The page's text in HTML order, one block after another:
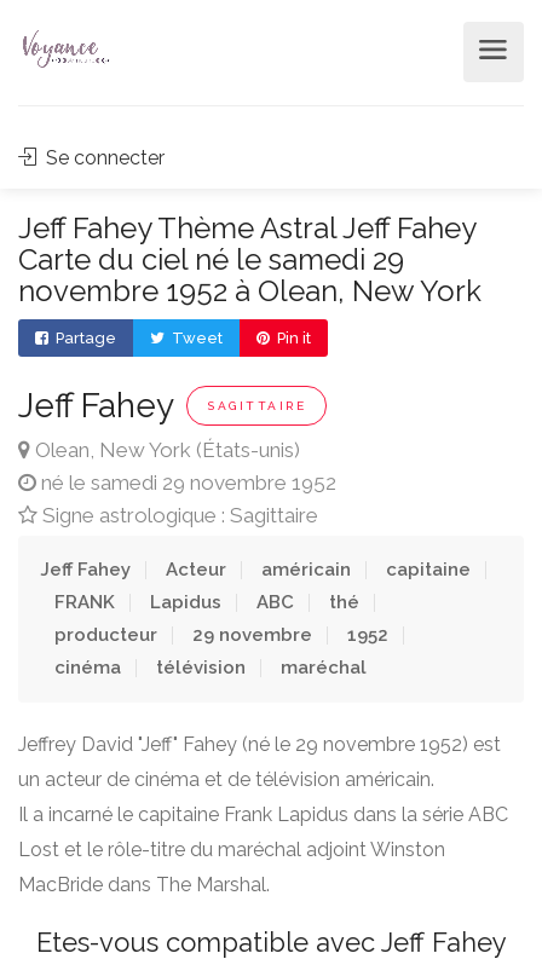
Se connecter
Jeff Fahey Thème Astral Jeff Fahey
Carte du ciel né le samedi 29
novembre 1952 à Olean, New York
Partage Tweet Pin it
Jeff Fahey SAGITTAIRE
Olean, New York (États-unis)
né le samedi 29 novembre 1952
Signe astrologique : Sagittaire
Jeff Fahey Acteur américain
capitaine
FRANK
Lapidus ABC
thé
producteur
29 novembre
1952
cinéma
télévision maréchal
Jeffrey David "Jeff" Fahey (né le 29 novembre 1952) est
un acteur de cinéma et de télévision américain.
Il a incarné le capitaine Frank Lapidus dans la série ABC
Lost et le rôle-titre du maréchal adjoint Winston
MacBride dans The Marshal.
Etes-vous compatible avec Jeff Fahey